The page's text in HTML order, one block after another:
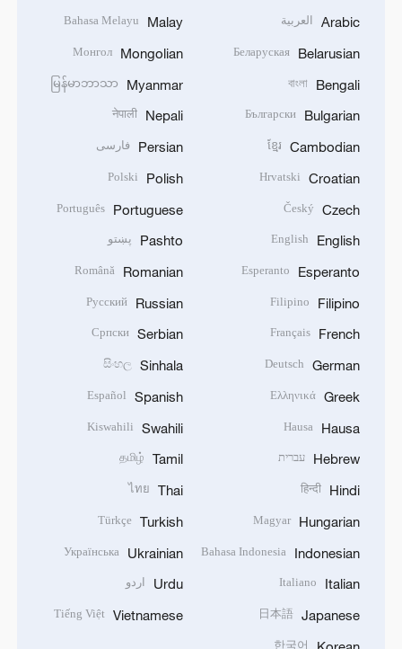
Arabic العربية
Belarusian
Беларуская
Bengali
বাংলা
Bulgarian
Български
Cambodian
ខ្មែរ
Croatian
Hrvatski
Czech
Český
English
English
Esperanto
Esperanto
Filipino
Filipino
French
Français
German
Deutsch
Greek
Ελληνικά
Hausa
Hausa
Hebrew עברית
Hindi
हिन्दी
Hungarian
Magyar
Indonesian
Bahasa Indonesia
Italian
Italiano
Japanese
日本語
한국어
Malay
Bahasa Melayu
Mongolian
Монгол
Myanmar
မြန်မာဘာသာ
Nepali
नेपाली
Persian فارسی
Polish
Polski
Portuguese
Português
Pashto پښتو
Romanian
Română
Russian
Русский
Serbian
Српски
Sinhala
සිංහල
Spanish
Español
Swahili
Kiswahili
Tamil
தமிழ்
Thai
ไทย
Turkish
Türkçe
Ukrainian
Українська
Urdu اردو
Vietnamese
Tiếng Việt